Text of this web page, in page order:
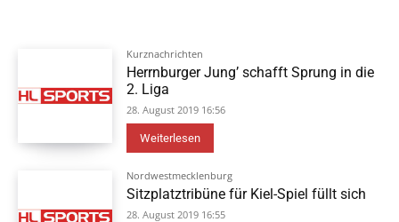
Kurznachrichten
Herrnburger Jung’ schafft Sprung in die
2. Liga
28. August 2019 16:56
Weiterlesen
Nordwestmecklenburg
Sitzplatztribüne für Kiel-Spiel füllt sich
28. August 2019 16:55